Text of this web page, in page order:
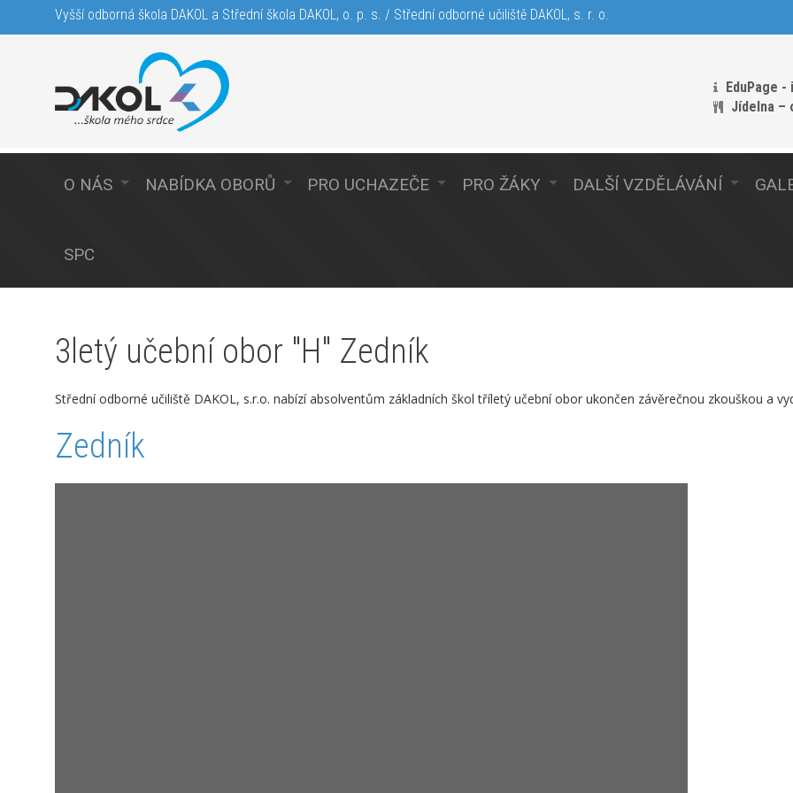
Vyšší odborná škola DAKOL a Střední škola DAKOL, o. p. s. / Střední odborné učiliště DAKOL, s. r. o.
EduPage
Jídelna –
O NÁS NABÍDKA OBORŮ PRO UCHAZEČE PRO ŽÁKY DALŠÍ VZDĚLÁVÁNÍ
SPC
3letý učební obor "H" Zedník
Střední odborné učiliště DAKOL, s.r.o. nabízí absolventům základních škol tříletý učební obor ukončen závěrečnou zkouškou a
Zedník